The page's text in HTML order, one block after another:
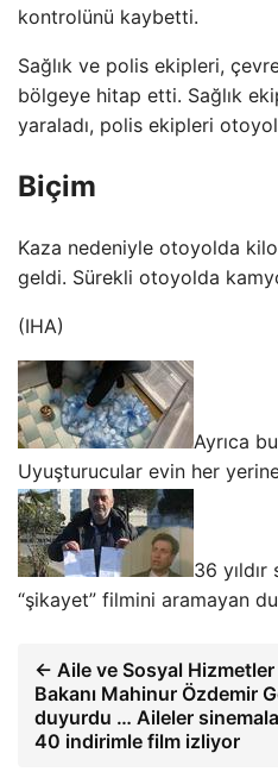
kontrolünü kaybetti.
Sağlık ve polis ekipleri,
bölgeye hitap etti. Sağlık
yaraladı, polis ekipleri
Biçim
Kaza nedeniyle otoyolda
geldi. Sürekli otoyolda
(IHA)
Ayrıca
Uyuşturucular evin her yerine
36 yıldır
“şikayet” filmini aramayan
← Aile ve Sosyal Hizmetler
Bakanı Mahinur Özdemir
duyurdu … Aileler
40 indirimle film izliyor